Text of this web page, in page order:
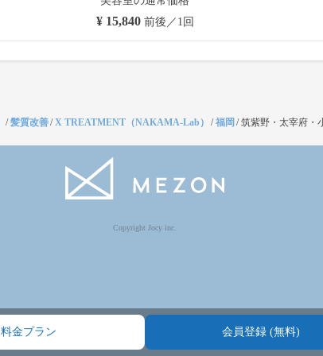
¥ 15,840前後／1回
料金プラン 会員登録 (無料)
/髪質改善/X TREATMENT（NAKAMA-Lab） /福岡 /筑紫野・太宰府・
Copyright Jocy inc.